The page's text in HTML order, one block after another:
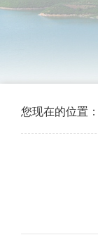
您现在的位置：